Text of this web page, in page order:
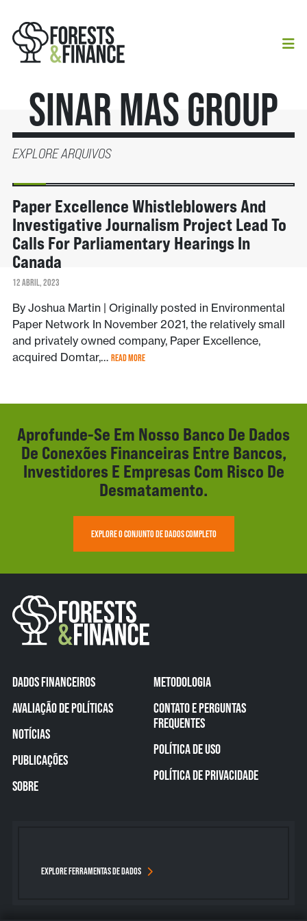
Sinar Mas Group
EXPLORE ARQUIVOS
Paper Excellence Whistleblowers And
Investigative Journalism Project Lead To
Calls For Parliamentary Hearings In
Canada
12 ABRIL, 2023
By Joshua Martin | Originally posted in Environmental
Paper Network In November 2021, the relatively small
and privately owned company, Paper Excellence,
acquired Domtar,… READ MORE
Aprofunde-Se Em Nosso Banco De Dados
De Conexões Financeiras Entre Bancos,
Investidores E Empresas Com Risco De
Desmatamento.
EXPLORE O CONJUNTO DE DADOS COMPLETO
DADOS FINANCEIROS
AVALIAÇÃO DE POLÍTICAS
NOTÍCIAS
PUBLICAÇÕES
SOBRE
EXPLORE FERRAMENTAS DE DADOS
METODOLOGIA
CONTATO E PERGUNTAS
FREQUENTES
POLÍTICA DE USO
POLÍTICA DE PRIVACIDADE